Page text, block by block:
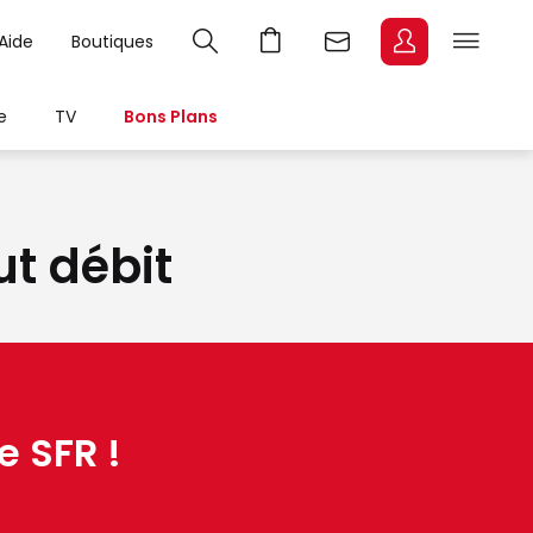
Boutiques
TV Bons Plans
débit
!